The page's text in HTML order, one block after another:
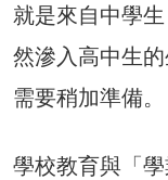
就是來自中學
然滲入高中生
需要稍加準備。
學校教育與「